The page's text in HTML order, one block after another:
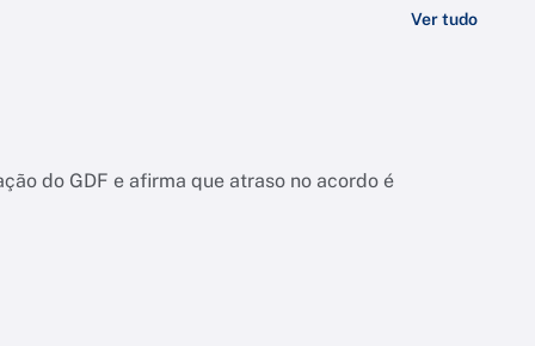
Ver tudo
do GDF e afirma que atraso no acordo é